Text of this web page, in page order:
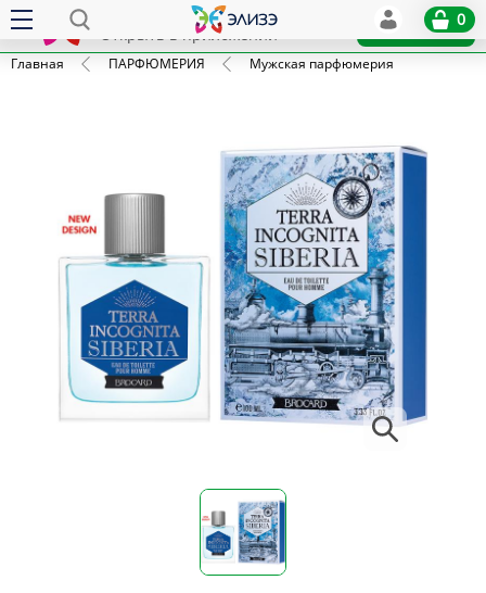
x
Открыть в приложении
Установить
0
Главная ПАРФЮМЕРИЯ Мужская парфюмерия